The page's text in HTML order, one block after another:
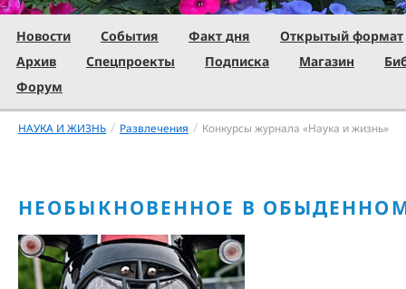
Новости События Факт дня
Открытый формат
Архив
Спецпроекты Подписка Магазин
Форум
НАУКА И ЖИЗНЬ / Развлечения / Конкурсы журнала «Наука и жизнь»
НЕОБЫКНОВЕННОЕ В